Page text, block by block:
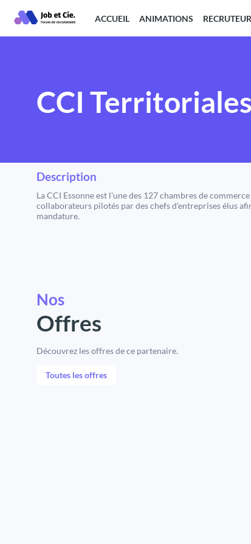
ACCUEIL ANIMATIONS
CCI
Description
La CCI Essonne est l'une des 127 chambres de
collaborateurs pilotés par des chefs d'entreprises élus
mandature.
Nos
Offres
Découvrez les offres de ce partenaire.
Toutes les offres